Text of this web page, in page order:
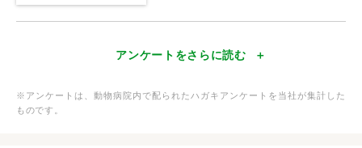
アンケートをさらに読む
※アンケートは、動物病院内で配られたハガキアンケートを当社が集計した
ものです。